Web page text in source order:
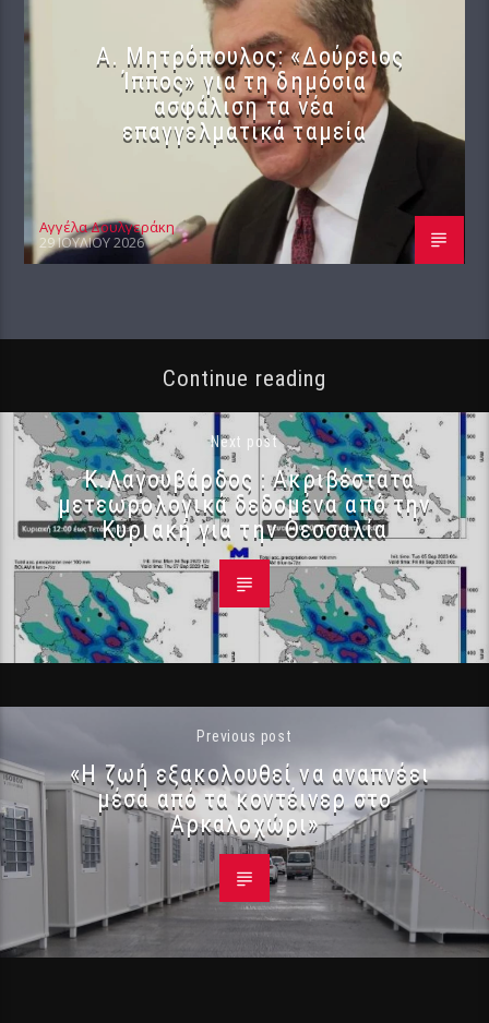
Α. Μητρόπουλος: «Δούρειος
Ίππος» για τη δημόσια
ασφάλιση τα νέα
επαγγελματικά ταμεία
Αγγέλα Δουλγεράκη
29 ΙΟΥΛΊΟΥ 2026
Continue reading
Next post
Κ.Λαγουβάρδος : Ακριβέστατα
μετεωρολογικά δεδομένα από την
Κυριακή για την Θεσσαλία
Previous post
«Η ζωή εξακολουθεί να αναπνέει
μέσα από τα κοντέινερ στο
Αρκαλοχώρι»